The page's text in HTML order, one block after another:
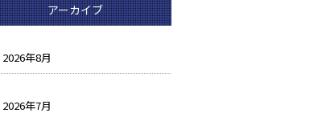
アーカイブ
2026年8月
2026年7月